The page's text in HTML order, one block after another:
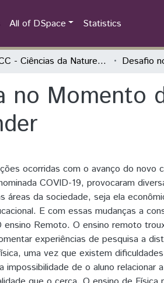
All of DSpace Statistics
TCC - Ciências da Natureza - Biologia, Física e Química
no Momento
ocorridas com o avanço do novo
COVID-19, provocaram
áreas da sociedade, seja ela
E com essas mudanças a
ensino Remoto. O ensino remoto
experiências de pesquisa a
uma vez que existem
impossibilidade de o aluno relacionar